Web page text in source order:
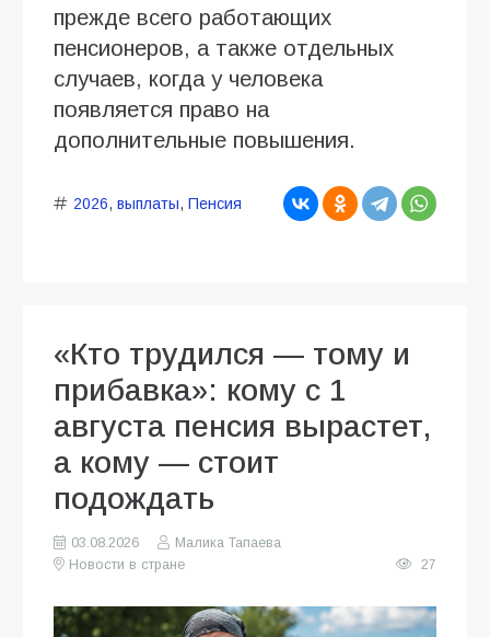
прежде всего работающих
пенсионеров, а также отдельных
случаев, когда у человека
появляется право на
дополнительные повышения.
2026, выплаты, Пенсия
«Кто трудился — тому и
прибавка»: кому с 1
августа пенсия вырастет,
а кому — стоит
подождать
03.08.2026
Малика Тапаева
Новости в стране
27